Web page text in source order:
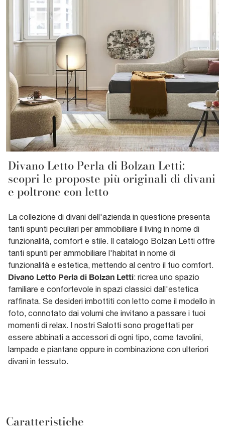
Divano Letto Perla di Bolzan Letti:
scopri le proposte più originali di divani
e poltrone con letto
La collezione di divani dell'azienda in questione presenta
tanti spunti peculiari per ammobiliare il living in nome di
funzionalità, comfort e stile. Il catalogo Bolzan Letti offre
tanti spunti per ammobiliare l'habitat in nome di
funzionalità e estetica, mettendo al centro il tuo comfort.
Divano Letto Perla di Bolzan Letti: ricrea uno spazio
familiare e confortevole in spazi classici dall'estetica
raffinata. Se desideri imbottiti con letto come il modello in
foto, connotato dai volumi che invitano a passare i tuoi
momenti di relax. I nostri Salotti sono progettati per
essere abbinati a accessori di ogni tipo, come tavolini,
lampade e piantane oppure in combinazione con ulteriori
divani in tessuto.
Caratteristiche